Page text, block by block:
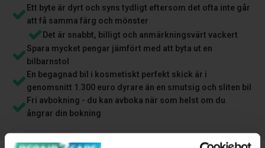
Ett byte är dyrt och syns tydligt eftersom det ofta inte går
att få samma färg och mönster
Det är snabbt, billigt och anmärkningsvärt vackert
Spara mycket pengar jämfört med att byta ut en
bilbarnstol
En begagnad bil i kosmetiskt perfekt skick är i
genomsnitt 1.300 euro dyrare än en smutsig och sliten bil
Fri avbokning - du kan avboka när som helst om du
ångrar din bokning